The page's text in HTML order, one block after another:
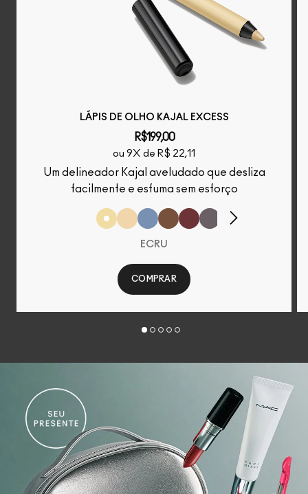
LÁPIS DE OLHO KAJAL EXCESS
R$199,00
ou 9X de R$ 22,11
Um delineador Kajal aveludado que desliza
facilmente e esfuma sem esforço
ECRU
COMPRAR